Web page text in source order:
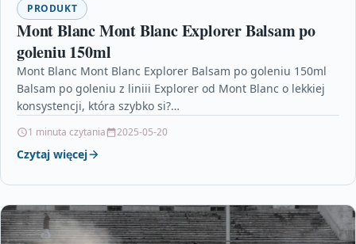
PRODUKT
Mont Blanc Mont Blanc Explorer Balsam po
goleniu 150ml
Mont Blanc Mont Blanc Explorer Balsam po goleniu 150ml
Balsam po goleniu z liniii Explorer od Mont Blanc o lekkiej
konsystencji, która szybko si?…
1 minuta czytania 2025-05-20
Czytaj więcej